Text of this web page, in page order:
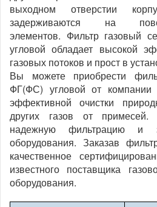
выходном отверстии
задерживаются на
элементов. Фильтр газовый
угловой обладает высокой
газовых потоков и прост в
Вы можете приобрести
ФГ(ФС) угловой от
эффективной очистки
других газов от примесей.
надежную фильтрацию и
оборудования. Заказав
качественное
известного поставщика
оборудования.